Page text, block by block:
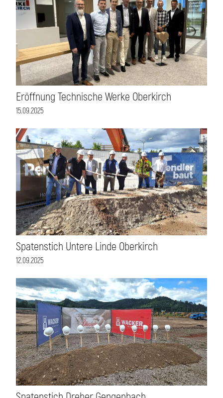
Eröffnung Technische Werke Oberkirch
15.09.2025
Spatenstich Untere Linde Oberkirch
12.09.2025